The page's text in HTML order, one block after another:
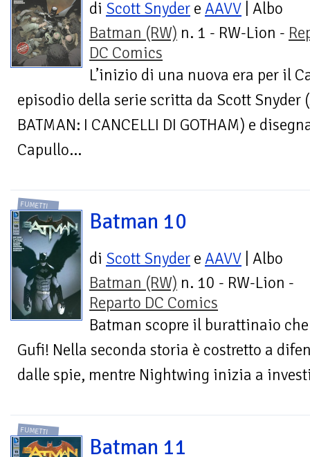
di Scott Snyder e AAVV | Albo
Batman (RW) n. 1 - RW-Lion -
DC Comics
L’inizio di una nuova era per il
episodio della serie scritta da Scott Snyder
BATMAN: I CANCELLI DI GOTHAM) e
Capullo...
FUMETTI
Batman 10
di Scott Snyder e AAVV | Albo
Batman (RW) n. 10 - RW-Lion -
Reparto DC Comics
Batman scopre il burattinaio
Gufi! Nella seconda storia è costretto a
dalle spie, mentre Nightwing inizia a
FUMETTI
Batman 11